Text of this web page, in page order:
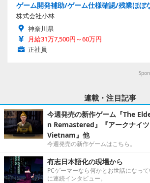
ゲーム開発補助/ゲーム仕様確認/残業ほぼ
株式会社小林
神奈川県
月給31万7,500円～60万円
正社員
連載・注目記事
今週発売の新作ゲーム『The
n Remastered』『アークナイ
Vietnam』他
今週発売の新作ゲームはこちら。
有志日本語化の現場から
PCゲーマーなら何かとお世話になっ
に連続インタビュー。